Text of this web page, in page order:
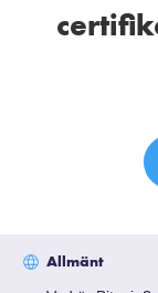
Allmänt